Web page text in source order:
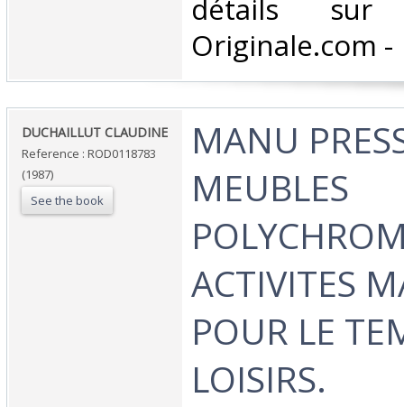
détails sur
Originale.com -‎
‎DUCHAILLUT CLAUDINE‎
Reference : ROD0118783
(1987)
See the book
‎MANU
MEUBLES
ACTIVITES
POUR LE
LOISIRS.‎